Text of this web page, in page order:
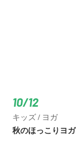
10/12
キッズ / ヨガ
秋のほっこりヨガ